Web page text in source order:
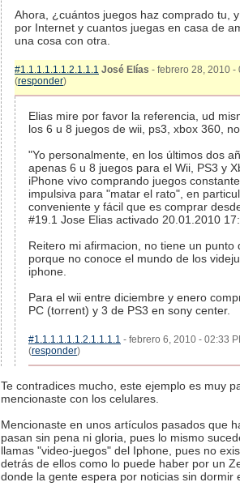
Ahora, ¿cuántos juegos haz comprado tu,
por Internet y cuantos juegas en casa de
una cosa con otra.
#1.1.1.1.1.1.2.1.1.1 José Elías - febrero 28, 2010 -
(responder)
Elias mire por favor la referencia, ud
los 6 u 8 juegos de wii, ps3, xbox 360,
"Yo personalmente, en los últimos dos
apenas 6 u 8 juegos para el Wii, PS3 y
iPhone vivo comprando juegos
impulsiva para "matar el rato", en
conveniente y fácil que es comprar
#19.1 Jose Elias activado 20.01.2010
Reitero mi afirmacion, no tiene un punto
porque no conoce el mundo de los
iphone.
Para el wii entre diciembre y enero
PC (torrent) y 3 de PS3 en sony center.
#1.1.1.1.1.1.2.1.1.1.1 - febrero 6, 2010 - 02:33
(responder)
Te contradices mucho, este ejemplo es muy
mencionaste con los celulares.
Mencionaste en unos artículos pasados que
pasan sin pena ni gloria, pues lo mismo
llamas "video-juegos" del Iphone, pues no
detrás de ellos como lo puede haber por un
donde la gente espera por noticias sin dormir